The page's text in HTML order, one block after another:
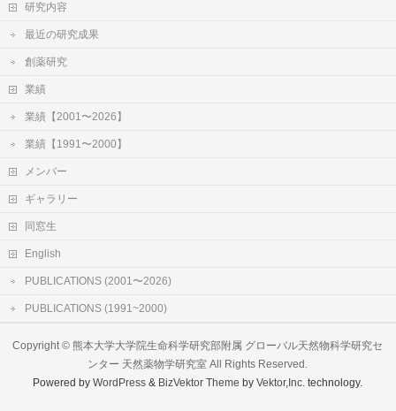
研究内容
最近の研究成果
創薬研究
業績
業績【2001〜2026】
業績【1991〜2000】
メンバー
ギャラリー
同窓生
English
PUBLICATIONS (2001〜2026)
PUBLICATIONS (1991~2000)
Copyright ©熊本大学大学院生命科学研究部附属 グローバル天然物科学研究セ
ンター 天然薬物学研究室 All Rights Reserved.
Powered byWordPress & BizVektor Theme byVektor,Inc. technology.